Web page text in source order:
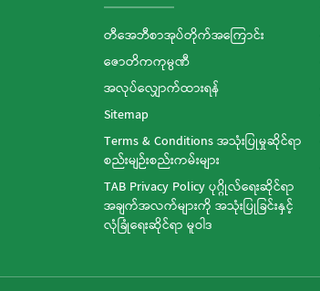
တီအေဘီစာအုပ်တိုက်အကြောင်း
ဇောတိကကုမ္ပဏီ
အလုပ်လျှောက်ထားရန်
Sitemap
Terms & Conditions အသုံးပြုမှုဆိုင်ရာ
စည်းမျဉ်းစည်းကမ်းများ
TAB Privacy Policy ပုဂ္ဂိုလ်ရေးဆိုင်ရာ
အချက်အလက်များကို အသုံးပြုခြင်းနှင့်
လုံခြုံရေးဆိုင်ရာ မူဝါဒ